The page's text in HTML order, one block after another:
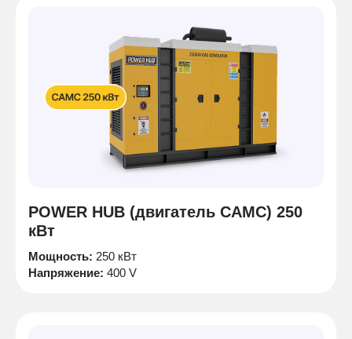
POWER HUB (двигатель CAMC) 250
кВт
Мощность: 250 кВт
Напряжение: 400 V